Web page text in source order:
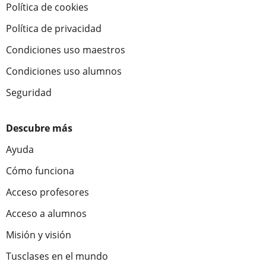
Política de cookies
Política de privacidad
Condiciones uso maestros
Condiciones uso alumnos
Seguridad
Descubre más
Ayuda
Cómo funciona
Acceso profesores
Acceso a alumnos
Misión y visión
Tusclases en el mundo